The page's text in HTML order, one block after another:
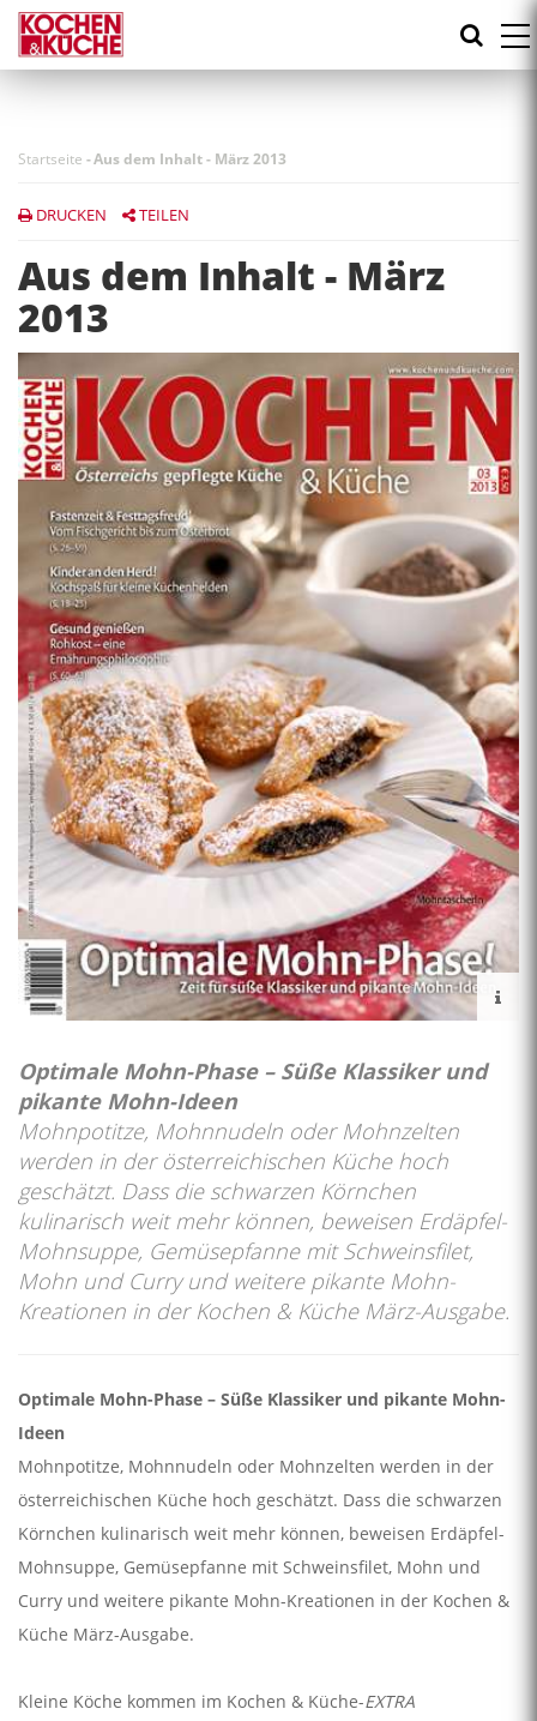
Direkt
zum
Inhalt
Startseite -Aus dem Inhalt - März 2013
DRUCKEN TEILEN
Aus dem Inhalt - März
2013
Optimale Mohn-Phase – Süße Klassiker und
pikante Mohn-Ideen
Mohnpotitze, Mohnnudeln oder Mohnzelten
werden in der österreichischen Küche hoch
geschätzt. Dass die schwarzen Körnchen
kulinarisch weit mehr können, beweisen Erdäpfel-
Mohnsuppe, Gemüsepfanne mit Schweinsfilet,
Mohn und Curry und weitere pikante Mohn-
Kreationen in der Kochen & Küche März-Ausgabe.
Optimale Mohn-Phase – Süße Klassiker und pikante Mohn-
Ideen
Mohnpotitze, Mohnnudeln oder Mohnzelten werden in der
österreichischen Küche hoch geschätzt. Dass die schwarzen
Körnchen kulinarisch weit mehr können, beweisen Erdäpfel-
Mohnsuppe, Gemüsepfanne mit Schweinsfilet, Mohn und
Curry und weitere pikante Mohn-Kreationen in der Kochen &
Küche März-Ausgabe.
Kleine Köche kommen im Kochen & Küche-EXTRA